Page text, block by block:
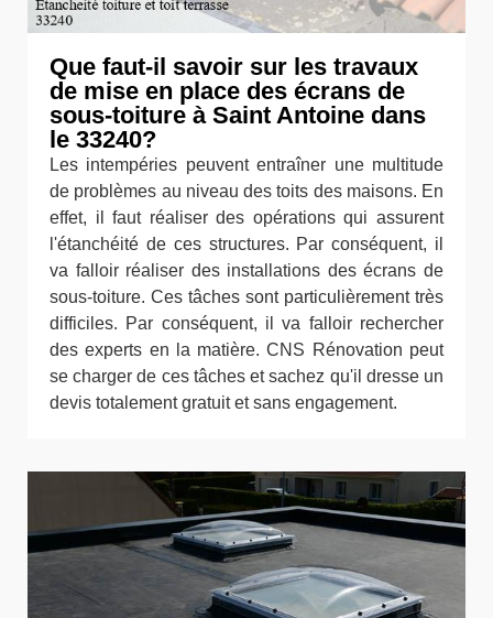
Que faut-il savoir sur les travaux
de mise en place des écrans de
sous-toiture à Saint Antoine dans
le 33240?
Les intempéries peuvent entraîner une multitude
de problèmes au niveau des toits des maisons. En
effet, il faut réaliser des opérations qui assurent
l'étanchéité de ces structures. Par conséquent, il
va falloir réaliser des installations des écrans de
sous-toiture. Ces tâches sont particulièrement très
difficiles. Par conséquent, il va falloir rechercher
des experts en la matière. CNS Rénovation peut
se charger de ces tâches et sachez qu'il dresse un
devis totalement gratuit et sans engagement.